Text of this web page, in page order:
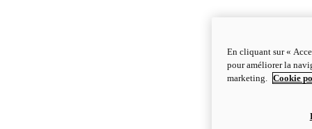
En cliquant sur «
pour améliorer la
marketing.
Cookie